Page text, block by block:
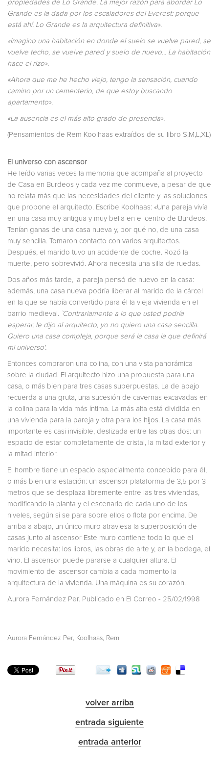
propiedades de Lo Grande. La mejor razón para abordar Lo
Grande es la dada por los escaladores del Everest: porque
está ahí. Lo Grande es la arquitectura definitiva».
«Imagino una habitación en donde el suelo se vuelve pared, se
vuelve techo, se vuelve pared y suelo de nuevo... La habitación
hace el rizo».
«Ahora que me he hecho viejo, tengo la sensación, cuando
camino por un cementerio, de que estoy buscando
apartamento».
«La ausencia es el más alto grado de presencia».
(Pensamientos de Rem Koolhaas extraídos de su libro S,M,L,XL)
El universo con ascensor
He leído varias veces la memoria que acompaña al proyecto
de Casa en Burdeos y cada vez me conmueve, a pesar de que
no relata más que las necesidades del cliente y las soluciones
que propone el arquitecto. Escribe Koolhaas: «Una pareja vivía
en una casa muy antigua y muy bella en el centro de Burdeos.
Tenían ganas de una casa nueva y, por qué no, de una casa
muy sencilla. Tomaron contacto con varios arquitectos.
Después, el marido tuvo un accidente de coche. Rozó la
muerte, pero sobrevivió. Ahora necesita una silla de ruedas.
Dos años más tarde, la pareja pensó de nuevo en la casa:
además, una casa nueva podría liberar al marido de la cárcel
en la que se había convertido para él la vieja vivienda en el
barrio medieval. `Contrariamente a lo que usted podría
esperar, le dijo al arquitecto, yo no quiero una casa sencilla.
Quiero una casa compleja, porque será la casa la que definirá
mi universo'.
Entonces compraron una colina, con una vista panorámica
sobre la ciudad. El arquitecto hizo una propuesta para una
casa, o más bien para tres casas superpuestas. La de abajo
recuerda a una gruta, una sucesión de cavernas excavadas en
la colina para la vida más íntima. La más alta está dividida en
una vivienda para la pareja y otra para los hijos. La casa más
importante es casi invisible, deslizada entre las otras dos: un
espacio de estar completamente de cristal, la mitad exterior y
la mitad interior.
El hombre tiene un espacio especialmente concebido para él,
o más bien una estación: un ascensor plataforma de 3,5 por 3
metros que se desplaza libremente entre las tres viviendas,
modificando la planta y el escenario de cada uno de los
niveles, según si se para sobre ellos o flota por encima. De
arriba a abajo, un único muro atraviesa la superposición de
casas junto al ascensor Este muro contiene todo lo que el
marido necesita: los libros, las obras de arte y, en la bodega, el
vino. El ascensor puede pararse a cualquier altura. El
movimiento del ascensor cambia a cada momento la
arquitectura de la vivienda. Una máquina es su corazón.
Aurora Fernández Per. Publicado en El Correo - 25/02/1998
Aurora Fernández Per Koolhaas, Rem
volver arriba
entrada siguiente
entrada anterior